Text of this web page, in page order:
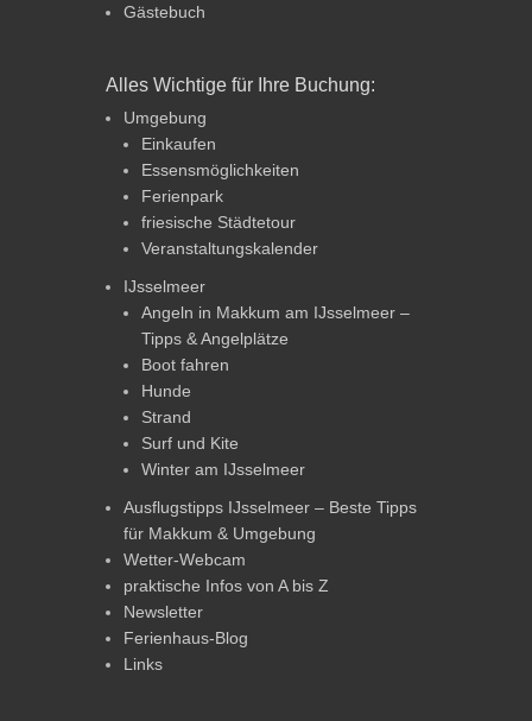
Gästebuch
Alles Wichtige für Ihre Buchung:
Umgebung
Einkaufen
Essensmöglichkeiten
Ferienpark
friesische Städtetour
Veranstaltungskalender
IJsselmeer
Angeln in Makkum am IJsselmeer –
Tipps & Angelplätze
Boot fahren
Hunde
Strand
Surf und Kite
Winter am IJsselmeer
Ausflugstipps IJsselmeer – Beste Tipps
für Makkum & Umgebung
Wetter-Webcam
praktische Infos von A bis Z
Newsletter
Ferienhaus-Blog
Links